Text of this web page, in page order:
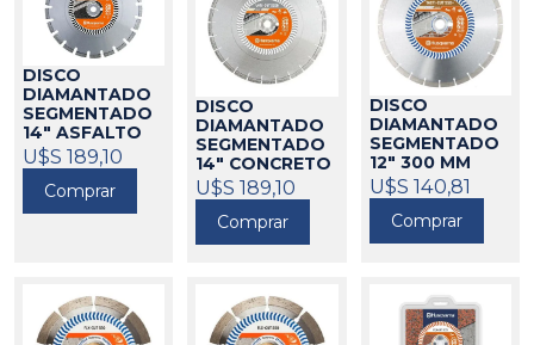
DISCO
DIAMANTADO
SEGMENTADO
14" ASFALTO
HUSQVARNA
588025
U$S 189,10
Comprar
DISCO
DIAMANTADO
SEGMENTADO
14" CONCRETO
HUSQVARNA
588042
U$S 189,10
Comprar
DISCO
DIAMANTADO
SEGMENTADO
12" 300 MM
HUSQVARNA
588045
U$S 140,81
Comprar